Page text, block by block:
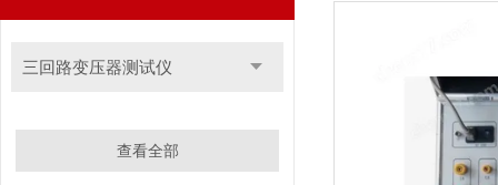
三回路变压器测试仪
查看全部